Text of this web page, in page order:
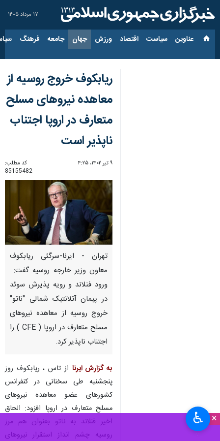
۱۷ مرداد ۱۴۰۵
عناوین‌ سیاست اقتصاد ورزش جهان جامعه فرهنگ
×
ریابکوف خروج روسیه از
معاهده نیروهای مسلح
متعارف در اروپا اجتناب
ناپذیر است
۹ تیر ۱۴۰۲، ۴:۲۵
کد مطلب:
85155482
تهران - ایرنا-سرگئی ریابکوف
معاون وزیر خارجه روسیه گفت:
ورود فنلاند و رویه پذیرش سوئد
در پیمان آتلانتیک شمالی "ناتو"
خروج روسیه از معاهده نیروهای
مسلح متعارف در اروپا ( CFE ) را
اجتناب ناپذیر کرد.
به گزارش ایرنا از تاس ، ریابکوف روز
پنجشنبه طی سخنانی در کنفرانس
کشورهای عضو معاهده نیروهای
مسلح متعارف در اروپا افزود: الحاق
اخیر فنلاند به ناتو بعنوان هم مرز
روسیه چشم انداز استقرار نیروهای
♿︎